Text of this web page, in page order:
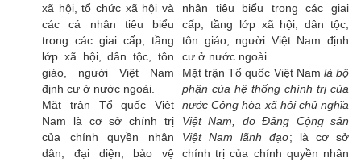
xã hội, tổ chức xã hội và
các cá nhân tiêu biểu
trong các giai cấp, tầng
lớp xã hội, dân tộc, tôn
giáo, người Việt Nam
định cư ở nước ngoài.
Mặt trận Tổ quốc Việt
Nam là cơ sở chính trị
của chính quyền nhân
dân; đại diện, bảo vệ
nhân tiêu biểu trong các giai
cấp, tầng lớp xã hội, dân tộc,
tôn giáo, người Việt Nam định
cư ở nước ngoài.
Mặt trận Tổ quốc Việt Nam là bộ
phận của hệ thống chính trị của
nước Cộng hòa xã hội chủ nghĩa
Việt Nam, do Đảng Cộng sản
Việt Nam lãnh đạo; là cơ sở
chính trị của chính quyền nhân